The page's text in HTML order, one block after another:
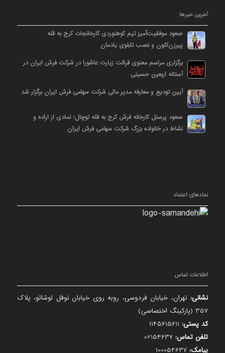
آخرین خبرها
صعود موفقیت‌آمیز تیم کوهنوردی کارخانجات کرج به قله
پیرزن‌کلون و نصب تابلوی یادمان
برگزاری مراسم معنوی قرائت زیارت عاشورا در شرکت فرش ایران در
آستانه اربعین حسینی
آیین تودیع و معارفه مدیر مالی شرکت سهامی فرش ایران برگزار شد
صعود پرسنل کارخانه فرش کرج به قله توچال؛ نمادی از اراده و
نشاط در خانواده بزرگ شرکت سهامی فرش ایران
نمادهای اعتماد
اطلاعات تماس
نشانی: تهران، خیابان فردوسی، روبه روی خیابان نوفل لوشاتو، پلاک
357 (پارکینگ اختصاصی)
کد پستی:
تلفن تماس:
پیامک: